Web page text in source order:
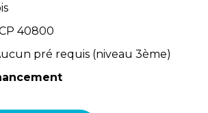
40800
pré requis (niveau 3ème)